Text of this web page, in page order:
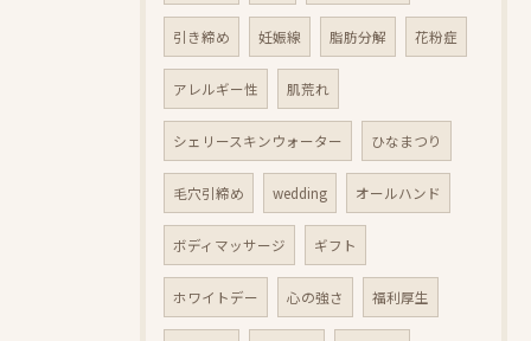
引き締め 妊娠線 脂肪分解 花粉症
アレルギー性 肌荒れ
シェリースキンウォーター ひなまつり
毛穴引締め wedding オールハンド
ボディマッサージ ギフト
ホワイトデー 心の強さ 福利厚生